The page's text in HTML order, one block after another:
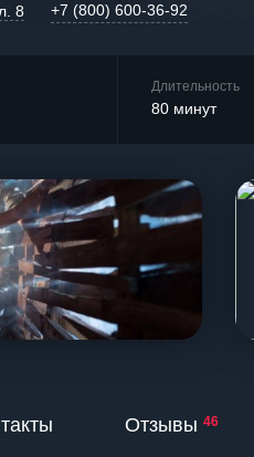
8 +7 (800) 600-36-92
Длительность
80 минут
Отзывы 46